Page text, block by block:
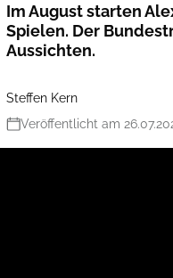
Im August starten
Spielen. Der
Aussichten.
Steffen Kern
Veröffentlicht am